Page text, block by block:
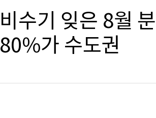
비수기 잊은 8월
80%가 수도권